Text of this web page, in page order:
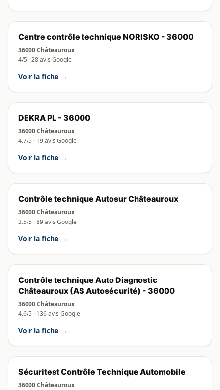
Centre contrôle technique NORISKO - 36000
36000 Châteauroux
4/5 · 28 avis Google
Voir la fiche →
DEKRA PL - 36000
36000 Châteauroux
4.7/5 · 19 avis Google
Voir la fiche →
Contrôle technique Autosur Châteauroux
36000 Châteauroux
3.5/5 · 89 avis Google
Voir la fiche →
Contrôle technique Auto Diagnostic
Châteauroux (AS Autosécurité) - 36000
36000 Châteauroux
4.6/5 · 136 avis Google
Voir la fiche →
Sécuritest Contrôle Technique Automobile
36000 Châteauroux